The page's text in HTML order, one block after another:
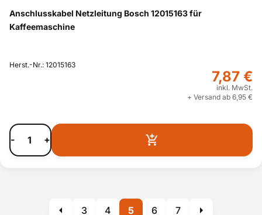
Anschlusskabel Netzleitung Bosch 12015163 für
Kaffeemaschine
Herst.-Nr.: 12015163
7,87 €
inkl. MwSt.
+ Versand ab 6,95 €
- +
3 4 5 6 7